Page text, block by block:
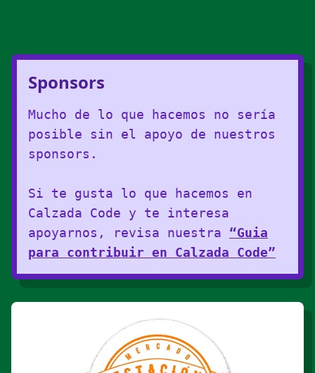
Sponsors
Mucho de lo que hacemos no sería
posible sin el apoyo de nuestros
sponsors.
Si te gusta lo que hacemos en
Calzada Code y te interesa
apoyarnos, revisa nuestra “Guia
para contribuir en Calzada Code”